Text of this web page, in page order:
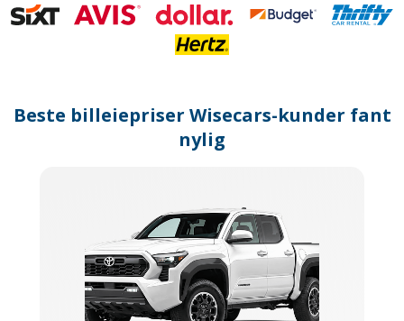
to
get
changing
Beste billeiepriser Wisecars-kunder fant
nylig